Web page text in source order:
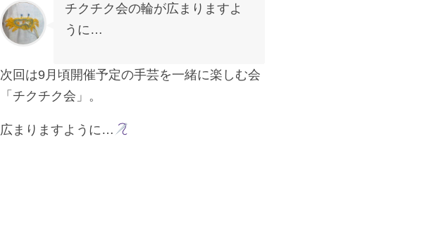
チクチク会の輪が広まりますよ
うに…
次回は9月頃開催予定の手芸を一緒に楽しむ会
「チクチク会」。
広まりますように…